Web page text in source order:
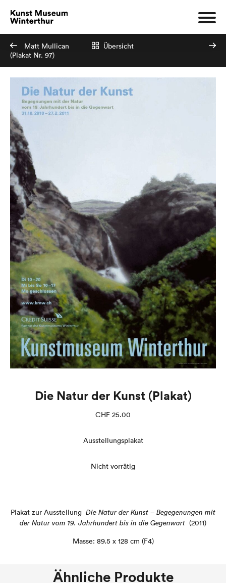
Matt Mullican
(Plakat Nr. 97)
Übersicht
Die Natur der Kunst (Plakat)
CHF 25.00
Ausstellungsplakat
Nicht vorrätig
Plakat zur Ausstellung Die Natur der Kunst – Begegenungen mit
der Natur vom 19. Jahrhundert bis in die Gegenwart (2011)
Masse: 89.5 x 128 cm (F4)
Ähnliche Produkte